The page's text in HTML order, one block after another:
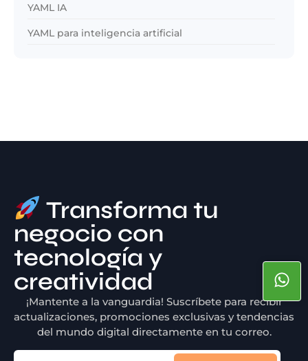
YAML IA
YAML para inteligencia artificial
Transforma tu
negocio con
tecnología y
creatividad
¡Mantente a la vanguardia! Suscríbete para recibir
actualizaciones, promociones exclusivas y tendencias
del mundo digital directamente en tu correo.